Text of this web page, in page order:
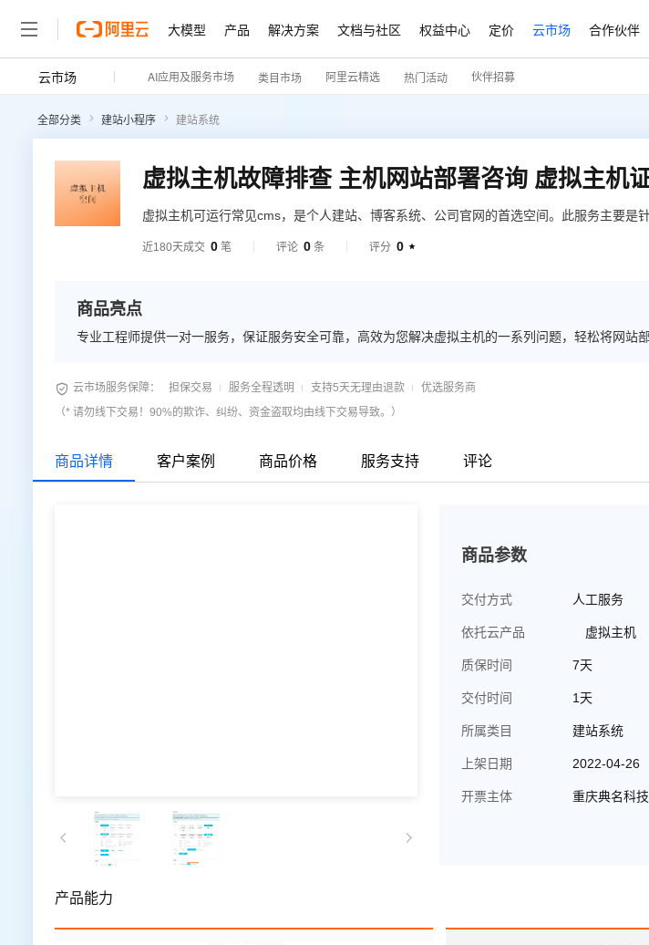
大模型 产品 解决方案 文档与社区 权益中心 定价 云市场 合作伙伴
云市场 AI应用及服务市场 类目市场 阿里云精选 热门活动 伙伴招募
全部分类 建站小程序 建站系统
虚拟主机故障排查 主机网站部署咨询 虚拟主机
虚拟主机可运行常见cms，是个人建站、博客系统、公司官网的首选空间。此服务主要是
近180天成交 0 笔 评论 0 条 评分 0 
商品亮点
专业工程师提供一对一服务，保证服务安全可靠，高效为您解决虚拟主机的一系列问题，轻松将网站部
 云市场服务保障： 担保交易 服务全程透明 支持5天无理由退款
优选服务商
（* 请勿线下交易！90%的欺诈、纠纷、资金盗取均由线下交易导致。）
商品详情 客户案例 商品价格 服务支持 评论
商品参数
交付方式 人工服务
依托云产品 虚拟主机
质保时间 7天
交付时间 1天
所属类目 建站系统
上架日期 2022-04-26
开票主体 重庆典名科
产品能力